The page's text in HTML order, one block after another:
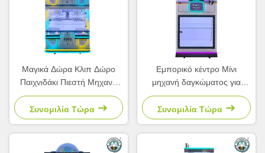
Μαγικά Δώρα Κλιπ Δώρο
Παιχνιδάκι Πιεστή Μηχανή
Πιεστή Μηχανή Παιχνιδιού
Συνομιλία Τώρα
Εμπορικό κέντρο Μίνι
μηχανή δαγκώματος για
μωρά παιχνίδια Αρπακτικός
γερανό μηχανή πώλησης
Συνομιλία Τώρα